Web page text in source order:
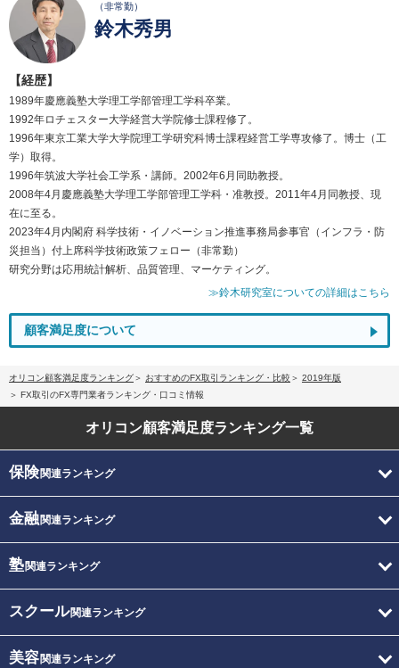
（非常勤）
鈴木秀男
【経歴】
1989年慶應義塾大学理工学部管理工学科卒業。
1992年ロチェスター大学経営大学院修士課程修了。
1996年東京工業大学大学院理工学研究科博士課程経営工学専攻修了。博士（工
学）取得。
1996年筑波大学社会工学系・講師。2002年6月同助教授。
2008年4月慶應義塾大学理工学部管理工学科・准教授。2011年4月同教授、現
在に至る。
2023年4月内閣府 科学技術・イノベーション推進事務局参事官（インフラ・防
災担当）付上席科学技術政策フェロー（非常勤）
研究分野は応用統計解析、品質管理、マーケティング。
≫鈴木研究室についての詳細はこちら
顧客満足度について
オリコン顧客満足度ランキング おすすめのFX取引ランキング・比較
2019年版
FX取引のFX専門業者ランキング・口コミ情報
オリコン顧客満足度ランキング一覧
保険関連ランキング
金融関連ランキング
塾関連ランキング
スクール関連ランキング
美容関連ランキング